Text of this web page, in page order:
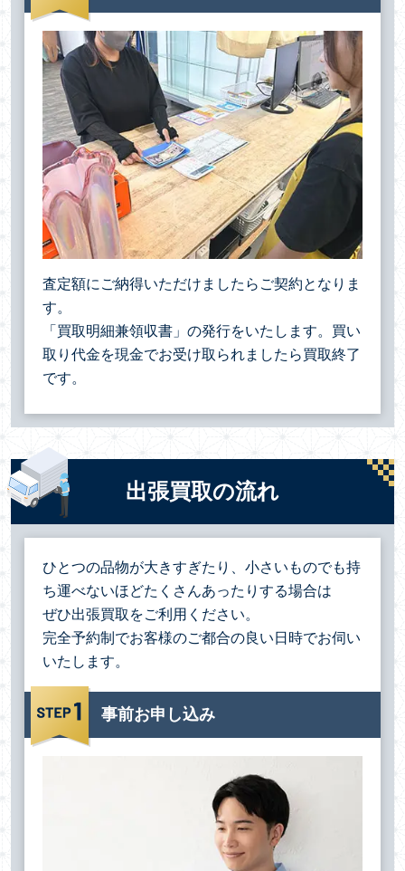
査定額にご納得いただけましたらご契約となりま
す。
「買取明細兼領収書」の発行をいたします。買い
取り代金を現金でお受け取られましたら買取終了
です。
出張買取の流れ
ひとつの品物が大きすぎたり、小さいものでも持
ち運べないほどたくさんあったりする場合は
ぜひ出張買取をご利用ください。
完全予約制でお客様のご都合の良い日時でお伺い
いたします。
事前お申し込み